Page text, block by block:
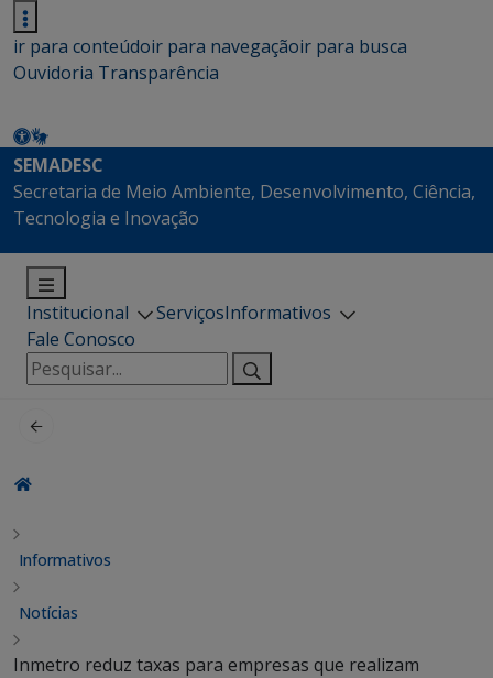
ir para conteúdoir para navegaçãoir para busca
Ouvidoria Transparência
SEMADESC
Secretaria de Meio Ambiente, Desenvolvimento, Ciência,
Tecnologia e Inovação
Institucional ServiçosInformativos
Fale Conosco
Pesquisar
por:
Informativos
Notícias
Inmetro reduz taxas para empresas que realizam